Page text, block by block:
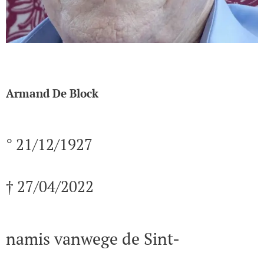
Armand De Block
° 21/12/1927
† 27/04/2022
namis vanwege de Sint-